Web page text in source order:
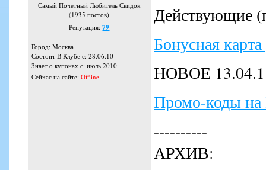
Самый Почетный Любитель Скидок
(1935 постов)
Репутация:79
Город: Москва
Состоит В Клубе с: 28.06.10
Знает о купонах с: июль 2010
Сейчас на сайте: Offline
Действующие
Бонусная
НОВОЕ
Промо-коды на
----------
АРХИВ: